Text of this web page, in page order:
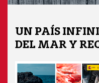
UN PAÍS
DEL MAR Y